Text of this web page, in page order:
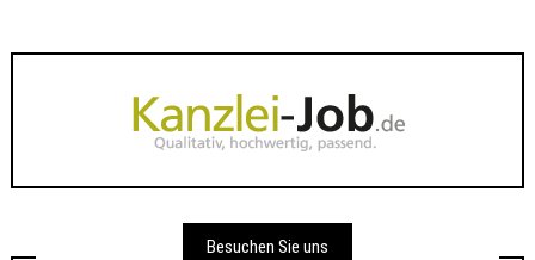
Besuchen Sie uns